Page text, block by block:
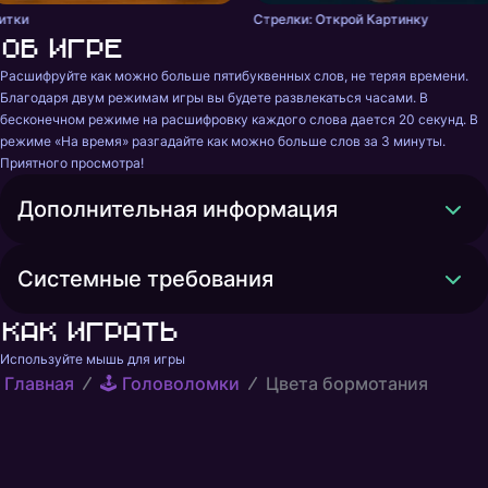
Стрелки: Открой Картинку
Об игре
Расшифруйте как можно больше пятибуквенных слов, не теряя времени.
Благодаря двум режимам игры вы будете развлекаться часами. В
бесконечном режиме на расшифровку каждого слова дается 20 секунд. В
режиме «На время» разгадайте как можно больше слов за 3 минуты.
Приятного просмотра!
Дополнительная информация
Системные требования
Как играть
Используйте мышь для игры
Главная 🕹️ Головоломки Цвета бормотания